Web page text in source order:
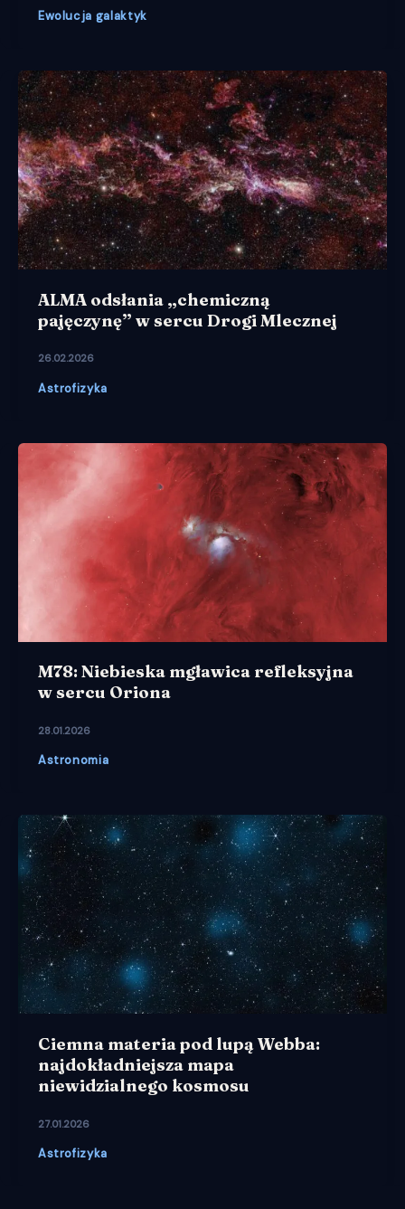
Ewolucja galaktyk
ALMA odsłania „chemiczną
pajęczynę” w sercu Drogi Mlecznej
26.02.2026
Astrofizyka
M78: Niebieska mgławica refleksyjna
w sercu Oriona
28.01.2026
Astronomia
Ciemna materia pod lupą Webba:
najdokładniejsza mapa
niewidzialnego kosmosu
27.01.2026
Astrofizyka